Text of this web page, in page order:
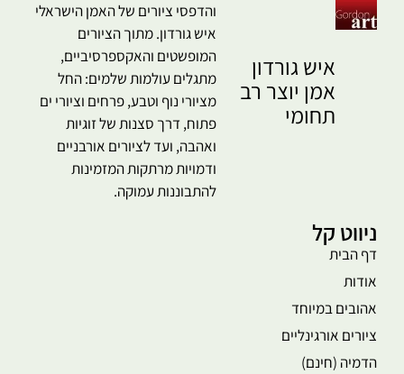
איש גורדון
אמן יוצר רב
תחומי
והדפסי ציורים של האמן הישראלי
איש גורדון. מתוך הציורים
המופשטים והאקספרסיביים,
מתגלים עולמות שלמים: החל
מציורי נוף וטבע, פרחים וציורי ים
פתוח, דרך סצנות של זוגיות
ואהבה, ועד לציורים אורבניים
ודמויות מרתקות המזמינות
להתבוננות עמוקה.
ניווט קל
דף הבית
אודות
אהובים במיוחד
ציורים אורגינליים
הדמיה (חינם)